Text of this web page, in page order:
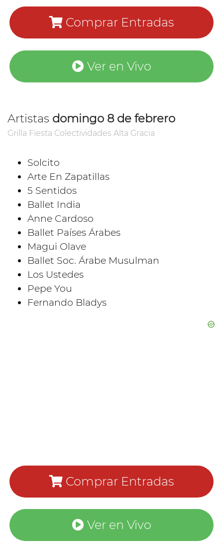
Comprar Entradas
Ver en Vivo
Artistas domingo 8 de febrero
Grilla Fiesta Colectividades Alta Gracia
Solcito
Arte En Zapatillas
5 Sentidos
Ballet India
Anne Cardoso
Ballet Países Árabes
Magui Olave
Ballet Soc. Árabe Musulman
Los Ustedes
Pepe You
Fernando Bladys
Comprar Entradas
Ver en Vivo